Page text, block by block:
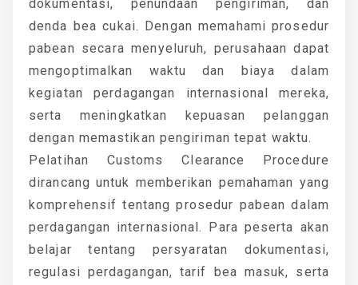
dokumentasi, penundaan pengiriman, dan
denda bea cukai. Dengan memahami prosedur
pabean secara menyeluruh, perusahaan dapat
mengoptimalkan waktu dan biaya dalam
kegiatan perdagangan internasional mereka,
serta meningkatkan kepuasan pelanggan
dengan memastikan pengiriman tepat waktu.
Pelatihan Customs Clearance Procedure
dirancang untuk memberikan pemahaman yang
komprehensif tentang prosedur pabean dalam
perdagangan internasional. Para peserta akan
belajar tentang persyaratan dokumentasi,
regulasi perdagangan, tarif bea masuk, serta